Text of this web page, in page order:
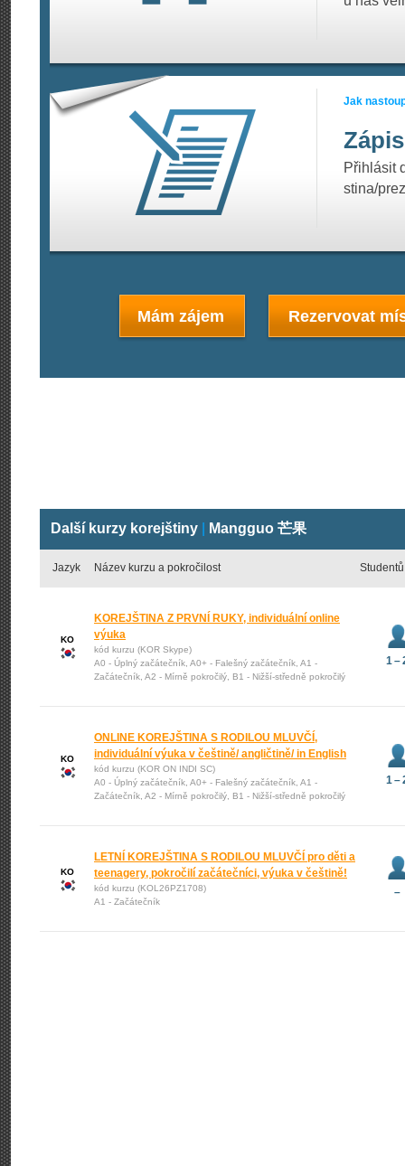
Jak
Zápis
Přihlásit
stina/
Mám zájem Rezervovat
Další kurzy korejštiny Mangguo 芒果
Jazyk Název kurzu a pokročilost Studentů
KO
KOREJŠTINA Z PRVNÍ RUKY, individuální online
výuka
kód kurzu (KOR Skype)
A0 - Úplný začátečník, A0+ - Falešný začátečník, A1 -
Začátečník, A2 - Mírně pokročilý, B1 - Nižší-středně pokročilý
1 –
KO
ONLINE KOREJŠTINA S RODILOU MLUVČÍ,
individuální výuka v češtině/ angličtině/ in English
kód kurzu (KOR ON INDI SC)
A0 - Úplný začátečník, A0+ - Falešný začátečník, A1 -
Začátečník, A2 - Mírně pokročilý, B1 - Nižší-středně pokročilý
1 –
KO
LETNÍ KOREJŠTINA S RODILOU MLUVČÍ pro děti a
teenagery, pokročilí začátečníci, výuka v češtině!
kód kurzu (KOL26PZ1708)
A1 - Začátečník
–